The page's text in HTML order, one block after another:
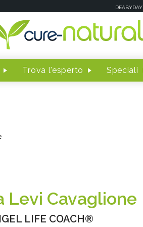
DEABYDAY
Trova l'esperto Speciali
Levi Cavaglione
LIFE COACH®